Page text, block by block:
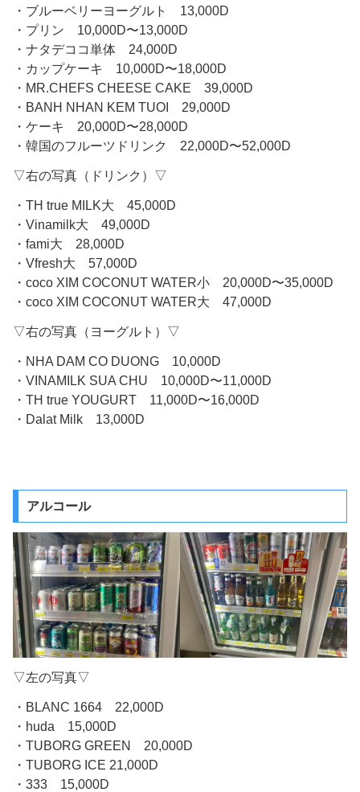
・ブルーベリーヨーグルト 13,000D
・プリン 10,000D〜13,000D
・ナタデココ単体 24,000D
・カップケーキ 10,000D〜18,000D
・MR.CHEFS CHEESE CAKE 39,000D
・BANH NHAN KEM TUOI 29,000D
・ケーキ 20,000D〜28,000D
・韓国のフルーツドリンク 22,000D〜52,000D
▽右の写真（ドリンク）▽
・TH true MILK大 45,000D
・Vinamilk大 49,000D
・fami大 28,000D
・Vfresh大 57,000D
・coco XIM COCONUT WATER小 20,000D〜35,000D
・coco XIM COCONUT WATER大 47,000D
▽右の写真（ヨーグルト）▽
・NHA DAM CO DUONG 10,000D
・VINAMILK SUA CHU 10,000D〜11,000D
・TH true YOUGURT 11,000D〜16,000D
・Dalat Milk 13,000D
アルコール
▽左の写真▽
・BLANC 1664 22,000D
・huda 15,000D
・TUBORG GREEN 20,000D
・TUBORG ICE 21,000D
・333 15,000D